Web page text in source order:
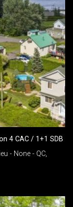
4 CAC / 1+1 SDB
- None - QC,